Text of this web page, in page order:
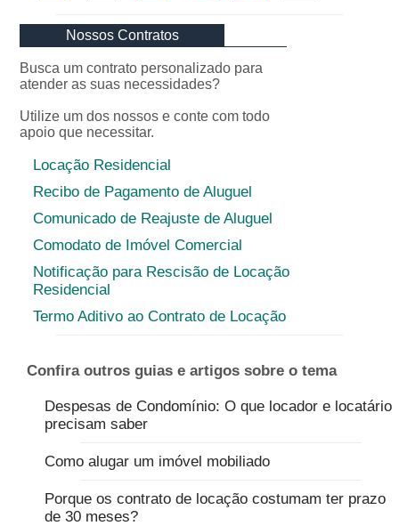
Nossos Contratos
Busca um contrato personalizado para
atender as suas necessidades?
Utilize um dos nossos e conte com todo
apoio que necessitar.
Locação Residencial
Recibo de Pagamento de Aluguel
Comunicado de Reajuste de Aluguel
Comodato de Imóvel Comercial
Notificação para Rescisão de Locação
Residencial
Termo Aditivo ao Contrato de Locação
Confira outros guias e artigos sobre o tema
Despesas de Condomínio: O que locador e locatário
precisam saber
Como alugar um imóvel mobiliado
Porque os contrato de locação costumam ter prazo
de 30 meses?